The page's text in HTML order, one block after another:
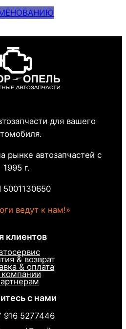
для вашего
автозапчастей с
1995 г.
ведут к нам!»
клиентов
& возврат
& оплата
с нами
916 5277446